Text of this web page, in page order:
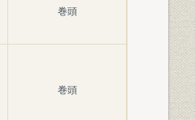
巻頭
巻頭